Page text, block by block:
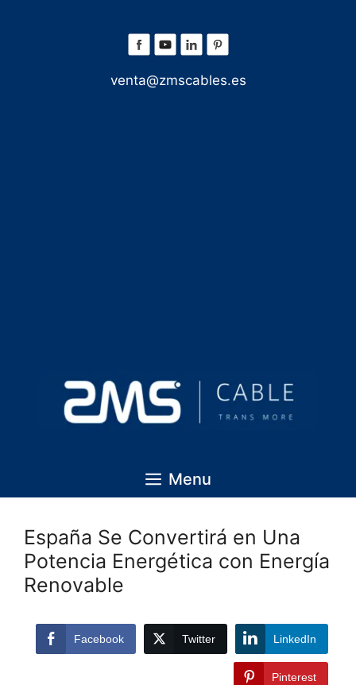
venta@zmscables.es
Menu
España Se Convertirá en Una
Potencia Energética con Energía
Renovable
Facebook Twitter LinkedIn
Pinterest